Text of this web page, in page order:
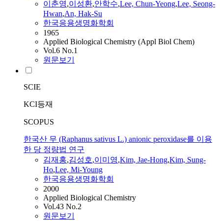
이춘영,이성환,안학수,Lee, Chun-Yeong,Lee, Seong-
Hwan,An, Hak-Su
한국응용생명화학회
1965
Applied Biological Chemistry (Appl Biol Chem)
Vol.6 No.1
원문보기
SCIE
KCI등재
SCOPUS
한국산 무 (Raphanus sativus L.) anionic peroxidase를 이용
한 당 정량법 연구
김재홍,김성호,이미영,Kim, Jae-Hong,Kim, Sung-
Ho,Lee, Mi-Young
한국응용생명화학회
2000
Applied Biological Chemistry
Vol.43 No.2
원문보기